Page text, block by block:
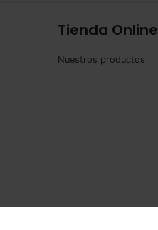
Tienda Online
Nuestros productos